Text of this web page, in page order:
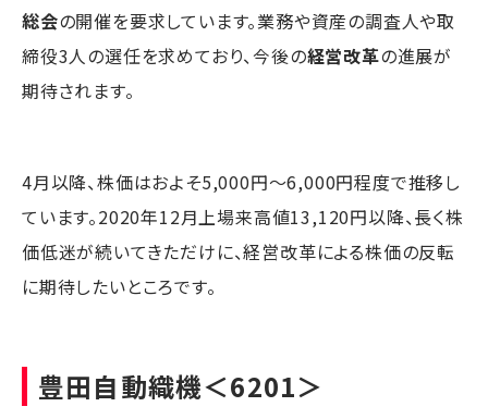
総会の開催を要求しています。業務や資産の調査人や取
締役3人の選任を求めており、今後の経営改革の進展が
期待されます。
4月以降、株価はおよそ5,000円～6,000円程度で推移し
ています。2020年12月上場来高値13,120円以降、長く株
価低迷が続いてきただけに、経営改革による株価の反転
に期待したいところです。
豊田自動織機＜6201＞